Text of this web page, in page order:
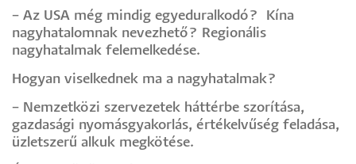
– Az USA még mindig egyeduralkodó? Kína
nagyhatalomnak nevezhető? Regionális
nagyhatalmak felemelkedése.
Hogyan viselkednek ma a nagyhatalmak?
– Nemzetközi szervezetek háttérbe szorítása,
gazdasági nyomásgyakorlás, értékelvűség feladása,
üzletszerű alkuk megkötése.